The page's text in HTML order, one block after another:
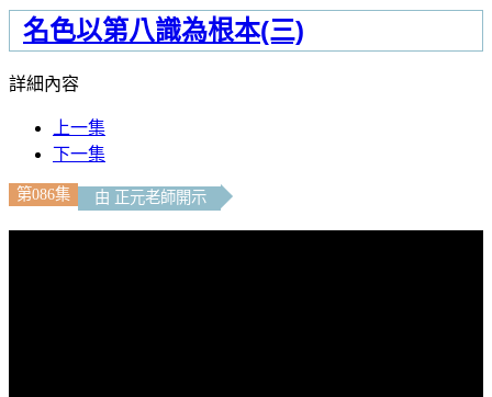
名色以第八識為根本(三)
詳細內容
上一集
下一集
第086集 由 正元老師開示